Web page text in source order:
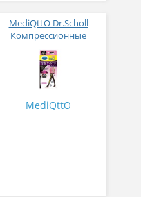
MediQttO Dr.Scholl
Компрессионные
колготки для дневного
ношения с утяжкой в
области живота и 3D
поддержкой ягодиц цвет
MediQttO